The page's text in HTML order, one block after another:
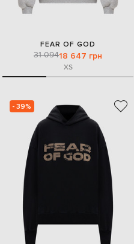
FEAR OF GOD
31 09418 647 грн
XS
- 39%